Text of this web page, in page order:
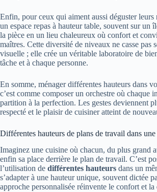
Enfin, pour ceux qui aiment aussi déguster leurs
un espace repas à hauteur table, souvent sur un
la pièce en un lieu chaleureux où confort et
maîtres. Cette diversité de niveaux ne casse pas
visuelle ; elle crée un véritable laboratoire de
tâche et à chaque personne.
En somme, ménager différentes hauteurs dans
c’est comme composer un orchestre où chaque
partition à la perfection. Les gestes deviennent
respecté et le plaisir de cuisiner atteint de
Différentes hauteurs de plans de travail dans
Imaginez une cuisine où chacun, du plus grand
enfin sa place derrière le plan de travail. C’est
l’utilisation de différentes hauteurs dans un
s’adapter à une hauteur unique, souvent dictée
approche personnalisée réinvente le confort et